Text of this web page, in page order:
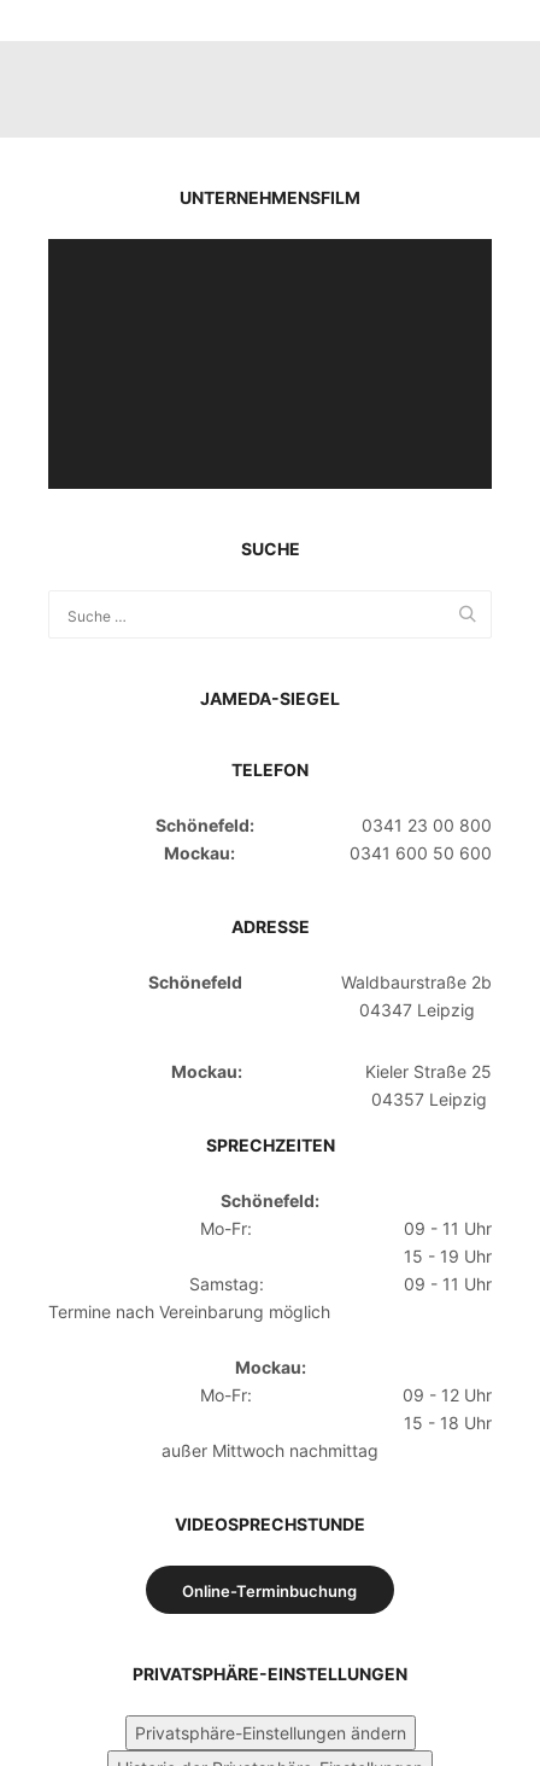
UNTERNEHMENSFILM
SUCHE
JAMEDA-SIEGEL
TELEFON
Schönefeld:
0341 23 00 800
Mockau:
0341 600 50 600
ADRESSE
Schönefeld
Waldbaurstraße 2b
04347 Leipzig
Mockau:
Kieler Straße 25
04357 Leipzig
SPRECHZEITEN
Schönefeld:
Mo-Fr:
09 - 11 Uhr
15 - 19 Uhr
Samstag:
09 - 11 Uhr
Termine nach Vereinbarung möglich
Mockau:
Mo-Fr:
09 - 12 Uhr
15 - 18 Uhr
außer Mittwoch nachmittag
VIDEOSPRECHSTUNDE
Online-Terminbuchung
PRIVATSPHÄRE-EINSTELLUNGEN
Privatsphäre-Einstellungen ändern